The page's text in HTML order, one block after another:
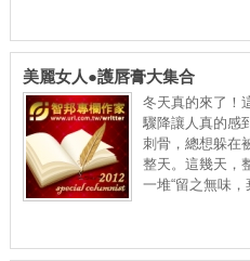
美麗女人●護唇膏大集合
冬天真的來了！
驟降讓人真的感
刺骨，總想躲在
整天。這幾天，
一堆“留之無味